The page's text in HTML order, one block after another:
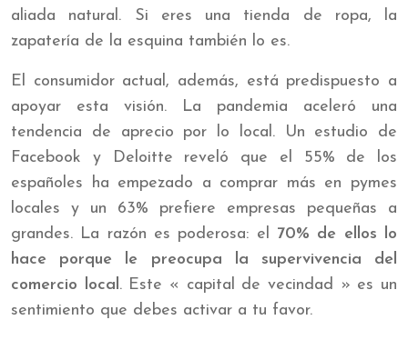
aliada natural. Si eres una tienda de ropa, la
zapatería de la esquina también lo es.
El consumidor actual, además, está predispuesto a
apoyar esta visión. La pandemia aceleró una
tendencia de aprecio por lo local. Un estudio de
Facebook y Deloitte reveló que el 55% de los
españoles ha empezado a comprar más en pymes
locales y un 63% prefiere empresas pequeñas a
grandes. La razón es poderosa: el 70% de ellos lo
hace porque le preocupa la supervivencia del
comercio local. Este « capital de vecindad » es un
sentimiento que debes activar a tu favor.